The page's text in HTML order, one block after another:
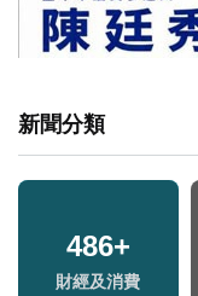
新聞分類
518+
財經及消費
13+
海峽論壇專區